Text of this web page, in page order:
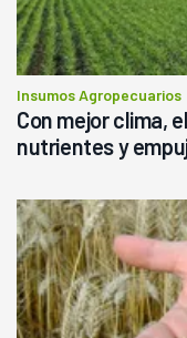
Insumos Agropecuarios
Con mejor clima,
nutrientes y